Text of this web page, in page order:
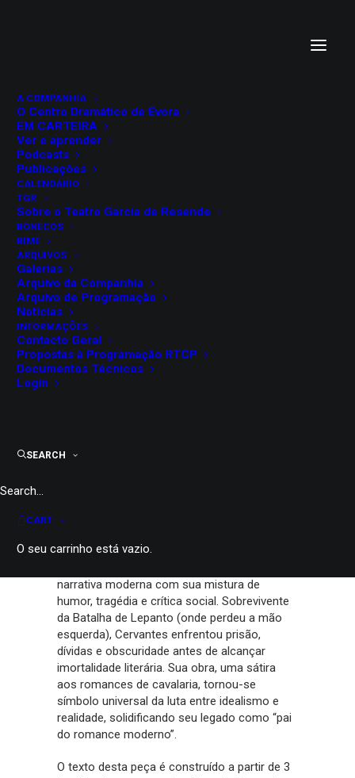
A COMPANHIA
O Centro Dramático de Évora
EM CARTEIRA
Ver e aprender
Podcasts
Publicações
CALENDÁRIO
TGR
Sobre o Teatro Garcia de Resende
BONECOS
BIME
ARQUIVOS
Galerias
Arquivo da Companhia
Arquivo de Programação
Notícias
INFORMAÇÕES
Contacto Geral
Propostas à Programação RTCP
Documentos Técnicos
Login
SEARCH
CART
O seu carrinho está vazio.
CIÚMES, QUEIXUMES E
Pierre Corneille
Miguel de Cervantes
espanhola e autor da obra-prima “Dom
narrativa moderna com sua mistura de
humor, tragédia e crítica social. Sobrevivente
da Batalha de Lepanto (onde perdeu a mão
esquerda), Cervantes enfrentou prisão,
dívidas e obscuridade antes de alcançar
imortalidade literária. Sua obra, uma sátira
aos romances de cavalaria, tornou-se
símbolo universal da luta entre idealismo e
realidade, solidificando seu legado como “pai
do romance moderno”.
O texto desta peça é construído a partir de 3